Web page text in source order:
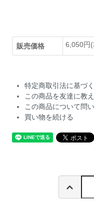
販売価格 6,050円
特定商取引法に基づ
この商品を友達に教
この商品について問
買い物を続ける